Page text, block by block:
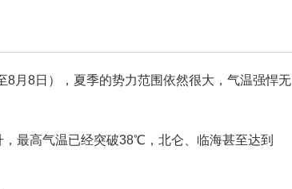
8月8日），夏季的势力范围依然很大，气温强悍无
最高气温已经突破38℃，北仑、临海甚至达到